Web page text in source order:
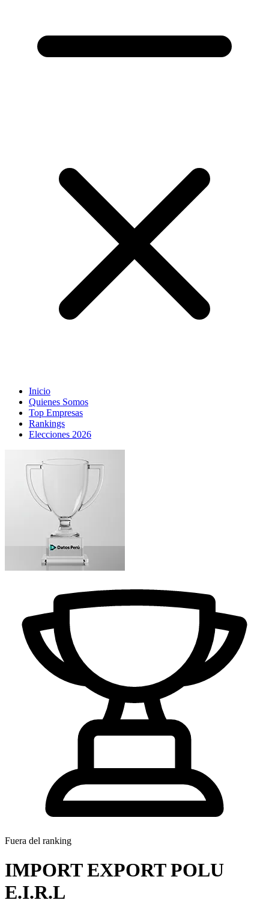
Inicio
Quienes Somos
Top Empresas
Rankings
Elecciones 2026
Fuera del ranking
IMPORT EXPORT POLU
E.I.R.L